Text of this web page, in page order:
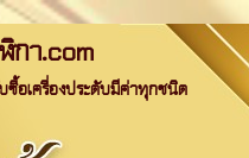
า.com
ซื้อเครื่องประดับมีค่าทุกชนิด